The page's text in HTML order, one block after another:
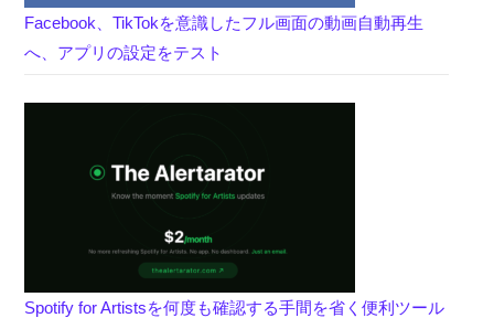
Facebook、TikTokを意識したフル画面の動画自動再生
へ、アプリの設定をテスト
Spotify for Artistsを何度も確認する手間を省く便利ツール